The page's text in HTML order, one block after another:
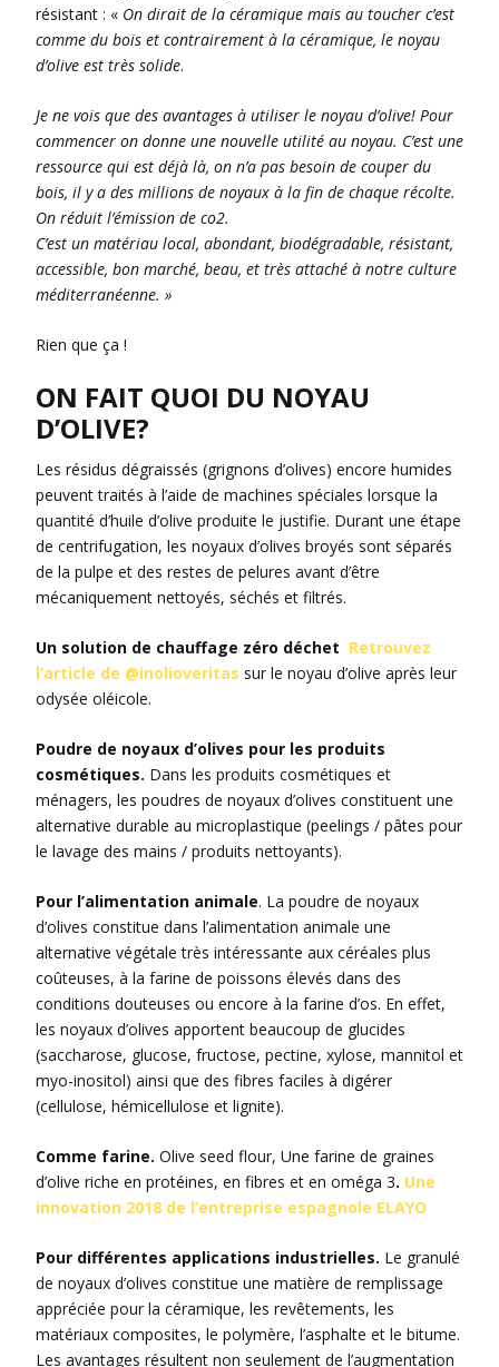
résistant : « On dirait de la céramique mais au toucher c’est
comme du bois et contrairement à la céramique, le noyau
d’olive est très solide.
Je ne vois que des avantages à utiliser le noyau d’olive! Pour
commencer on donne une nouvelle utilité au noyau. C’est une
ressource qui est déjà là, on n’a pas besoin de couper du
bois, il y a des millions de noyaux à la fin de chaque récolte.
On réduit l’émission de co2.
C’est un matériau local, abondant, biodégradable, résistant,
accessible, bon marché, beau, et très attaché à notre culture
méditerranéenne. »
Rien que ça !
ON FAIT QUOI DU NOYAU
D’OLIVE?
Les résidus dégraissés (grignons d’olives) encore humides
peuvent traités à l’aide de machines spéciales lorsque la
quantité d’huile d’olive produite le justifie. Durant une étape
de centrifugation, les noyaux d’olives broyés sont séparés
de la pulpe et des restes de pelures avant d’être
mécaniquement nettoyés, séchés et filtrés.
Un solution de chauffage zéro déchet Retrouvez
l’article de @inolioveritas sur le noyau d’olive après leur
odysée oléicole.
Poudre de noyaux d’olives pour les produits
cosmétiques. Dans les produits cosmétiques et
ménagers, les poudres de noyaux d’olives constituent une
alternative durable au microplastique (peelings / pâtes pour
le lavage des mains / produits nettoyants).
Pour l’alimentation animale. La poudre de noyaux
d’olives constitue dans l’alimentation animale une
alternative végétale très intéressante aux céréales plus
coûteuses, à la farine de poissons élevés dans des
conditions douteuses ou encore à la farine d’os. En effet,
les noyaux d’olives apportent beaucoup de glucides
(saccharose, glucose, fructose, pectine, xylose, mannitol et
myo-inositol) ainsi que des fibres faciles à digérer
(cellulose, hémicellulose et lignite).
Comme farine. Olive seed flour, Une farine de graines
d’olive riche en protéines, en fibres et en oméga 3. Une
innovation 2018 de l’entreprise espagnole ELAYO
Pour différentes applications industrielles. Le granulé
de noyaux d’olives constitue une matière de remplissage
appréciée pour la céramique, les revêtements, les
matériaux composites, le polymère, l’asphalte et le bitume.
Les avantages résultent non seulement de l’augmentation